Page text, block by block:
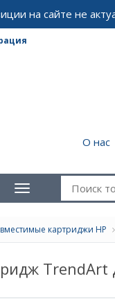
на сайте не
О нас
картриджи HP
TrendArt